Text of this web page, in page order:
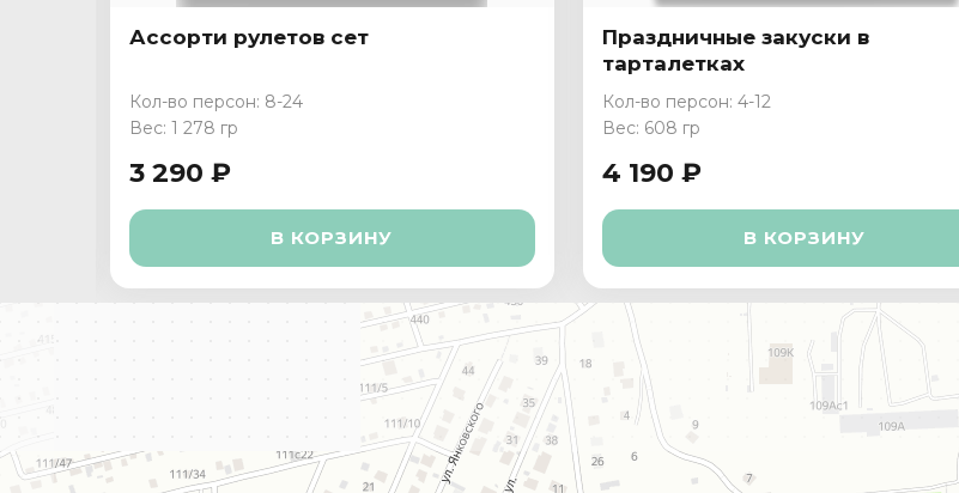
Ассорти рулетов сет
Кол-во персон: 8-24
Вес: 1 278 гр
3 290 ₽
В КОРЗИНУ
Праздничные закуски в
тарталетках
Кол-во персон: 4-12
Вес: 608 гр
4 190 ₽
В КОРЗИНУ